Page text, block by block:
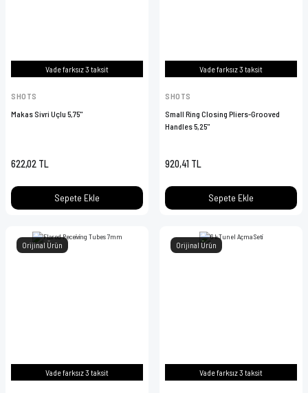
Vade farksız 3 taksit
SHOTS
Makas Sivri Uçlu 5,75''
622,02 TL
Sepete Ekle
Vade farksız 3 taksit
SHOTS
Small Ring Closing Pliers-Grooved
Handles 5,25''
920,41 TL
Sepete Ekle
Orijinal Ürün
Vade farksız 3 taksit
Orijinal Ürün
Vade farksız 3 taksit